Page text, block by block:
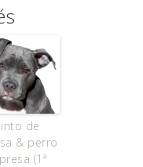
de
& perro
(1ª